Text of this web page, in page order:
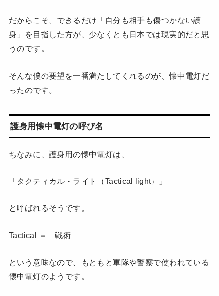
だからこそ、できるだけ「自分も相手も傷つかない護
身」を目指した方が、少なくとも日本では現実的だと思
うのです。
そんな僕の要望を一番満たしてくれるのが、懐中電灯だ
ったのです。
護身用懐中電灯の呼び名
ちなみに、護身用の懐中電灯は、
「タクティカル・ライト（Tactical light）」
と呼ばれるそうです。
Tactical ＝ 戦術
という意味なので、もともと軍隊や警察で使われている
懐中電灯のようです。